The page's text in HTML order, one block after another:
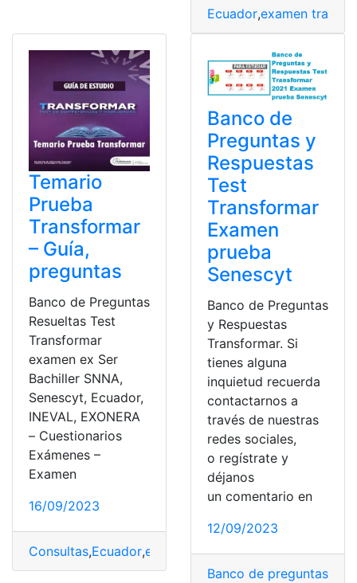
Ecuador,examen
Temario
Prueba
Transformar
– Guía,
preguntas
Banco de Preguntas
Resueltas Test
Transformar
examen ex Ser
Bachiller SNNA,
Senescyt, Ecuador,
INEVAL, EXONERA
– Cuestionarios
Exámenes –
Examen
16/09/2023
Consultas,Ecuador,examen transformar,Guía de
Banco de
Preguntas y
Respuestas
Test
Transformar
Examen
prueba
Senescyt
Banco de Preguntas
y Respuestas
Transformar. Si
tienes alguna
inquietud recuerda
contactarnos a
través de nuestras
redes sociales,
o regístrate y
déjanos
un comentario en
12/09/2023
Banco de preguntas